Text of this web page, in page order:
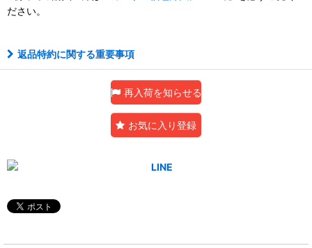
ださい。
返品特約に関する重要事項
再入荷を知らせる
お気に入り登録